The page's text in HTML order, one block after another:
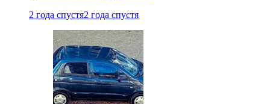
2 года спустя2 года спустя